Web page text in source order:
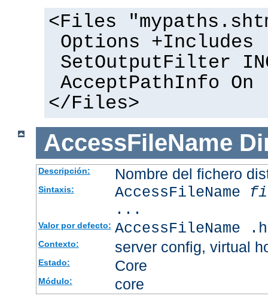
<Files
Options +Includes
SetOutputFilter
AcceptPathInfo On
</Files>
AccessFileName
Descripción: Nombre del fichero
Sintaxis: AccessFileName
...
Valor por defecto: AccessFileName
Contexto: server config, virtual
Estado: Core
Módulo: core